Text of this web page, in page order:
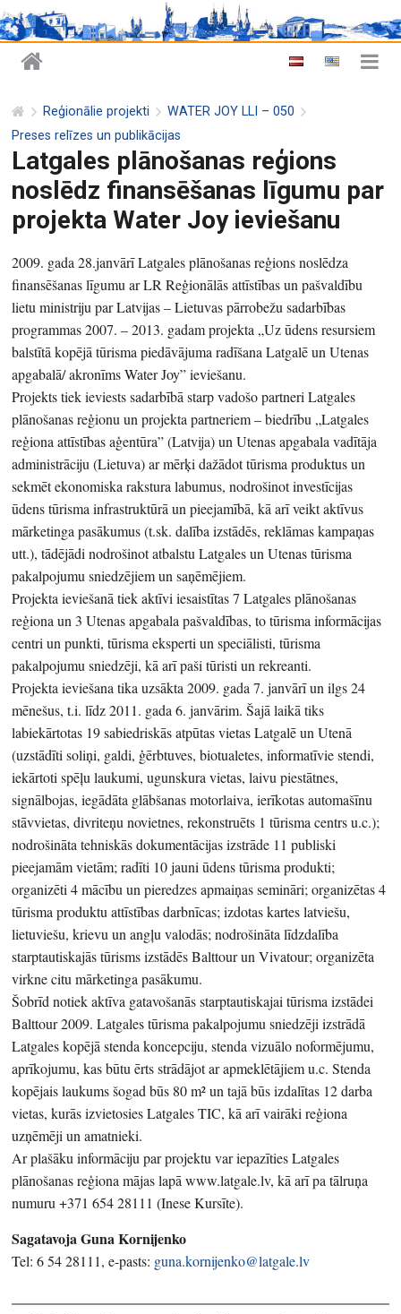
Reģionālie projekti
WATER JOY LLI – 050
Preses relīzes un publikācijas
Latgales plānošanas reģions
noslēdz finansēšanas līgumu par
projekta Water Joy ieviešanu
2009. gada 28.janvārī Latgales plānošanas reģions noslēdza
finansēšanas līgumu ar LR Reģionālās attīstības un pašvaldību
lietu ministriju par Latvijas – Lietuvas pārrobežu sadarbības
programmas 2007. – 2013. gadam projekta „Uz ūdens resursiem
balstītā kopējā tūrisma piedāvājuma radīšana Latgalē un Utenas
apgabalā/ akronīms Water Joy” ieviešanu.
Projekts tiek ieviests sadarbībā starp vadošo partneri Latgales
plānošanas reģionu un projekta partneriem – biedrību „Latgales
reģiona attīstības aģentūra” (Latvija) un Utenas apgabala vadītāja
administrāciju (Lietuva) ar mērķi dažādot tūrisma produktus un
sekmēt ekonomiska rakstura labumus, nodrošinot investīcijas
ūdens tūrisma infrastruktūrā un pieejamībā, kā arī veikt aktīvus
mārketinga pasākumus (t.sk. dalība izstādēs, reklāmas kampaņas
utt.), tādējādi nodrošinot atbalstu Latgales un Utenas tūrisma
pakalpojumu sniedzējiem un saņēmējiem.
Projekta ieviešanā tiek aktīvi iesaistītas 7 Latgales plānošanas
reģiona un 3 Utenas apgabala pašvaldības, to tūrisma informācijas
centri un punkti, tūrisma eksperti un speciālisti, tūrisma
pakalpojumu sniedzēji, kā arī paši tūristi un rekreanti.
Projekta ieviešana tika uzsākta 2009. gada 7. janvārī un ilgs 24
mēnešus, t.i. līdz 2011. gada 6. janvārim. Šajā laikā tiks
labiekārtotas 19 sabiedriskās atpūtas vietas Latgalē un Utenā
(uzstādīti soliņi, galdi, ģērbtuves, biotualetes, informatīvie stendi,
iekārtoti spēļu laukumi, ugunskura vietas, laivu piestātnes,
signālbojas, iegādāta glābšanas motorlaiva, ierīkotas automašīnu
stāvvietas, divriteņu novietnes, rekonstruēts 1 tūrisma centrs u.c.);
nodrošināta tehniskās dokumentācijas izstrāde 11 publiski
pieejamām vietām; radīti 10 jauni ūdens tūrisma produkti;
organizēti 4 mācību un pieredzes apmaiņas semināri; organizētas 4
tūrisma produktu attīstības darbnīcas; izdotas kartes latviešu,
lietuviešu, krievu un angļu valodās; nodrošināta līdzdalība
starptautiskajās tūrisms izstādēs Balttour un Vivatour; organizēta
virkne citu mārketinga pasākumu.
Šobrīd notiek aktīva gatavošanās starptautiskajai tūrisma izstādei
Balttour 2009. Latgales tūrisma pakalpojumu sniedzēji izstrādā
Latgales kopējā stenda koncepciju, stenda vizuālo noformējumu,
aprīkojumu, kas būtu ērts strādājot ar apmeklētājiem u.c. Stenda
kopējais laukums šogad būs 80 m² un tajā būs izdalītas 12 darba
vietas, kurās izvietosies Latgales TIC, kā arī vairāki reģiona
uzņēmēji un amatnieki.
Ar plašāku informāciju par projektu var iepazīties Latgales
plānošanas reģiona mājas lapā www.latgale.lv, kā arī pa tālruņa
numuru +371 654 28111 (Inese Kursīte).
Sagatavoja Guna Kornijenko
Tel: 6 54 28111, e-pasts: guna.kornijenko@latgale.lv